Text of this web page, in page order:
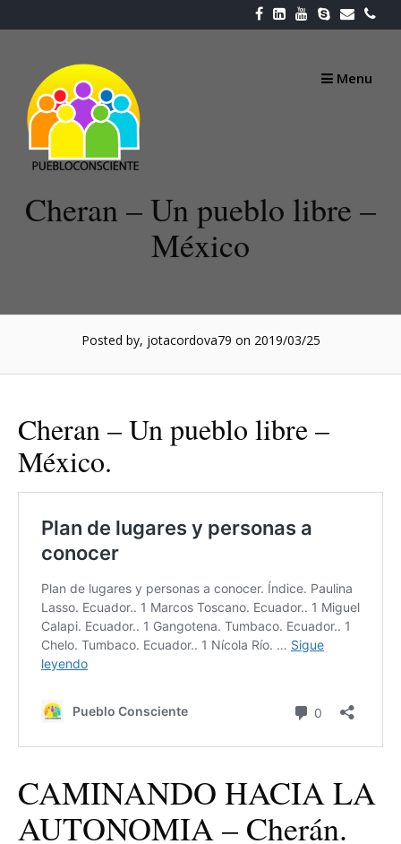
to
Menu
Cheran – Un pueblo libre –
México
Posted by, jotacordova79 on 2019/03/25
Cheran – Un pueblo libre –
México.
CAMINANDO HACIA LA
AUTONOMIA – Cherán.